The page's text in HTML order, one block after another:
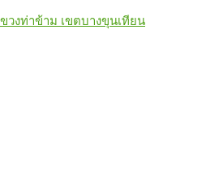
งท่าข้าม เขตบางขุนเทียน